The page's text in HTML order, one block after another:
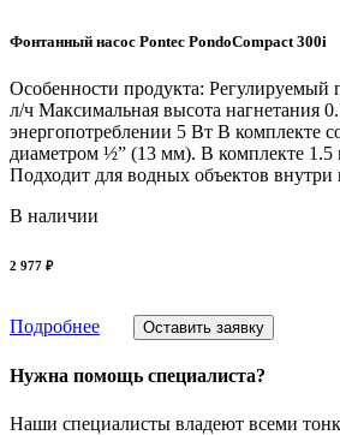
Фонтанный насос Pontec PondoCompact 300i
Особенности продукта:
л/ч Максимальная высота нагнетания
энергопотреблении 5 Вт В комплекте
диаметром ½” (13 мм). В комплекте 1.5
Подходит для водных объектов
В наличии
2 977 ₽
Подробнее Оставить заявку
Нужна помощь специалиста?
Наши специалисты владеют всеми